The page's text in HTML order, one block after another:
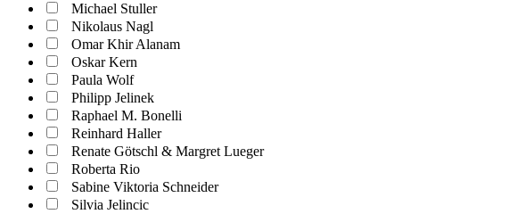
Michael Stuller
Nikolaus Nagl
Omar Khir Alanam
Oskar Kern
Paula Wolf
Philipp Jelinek
Raphael M. Bonelli
Reinhard Haller
Renate Götschl & Margret Lueger
Roberta Rio
Sabine Viktoria Schneider
Silvia Jelincic